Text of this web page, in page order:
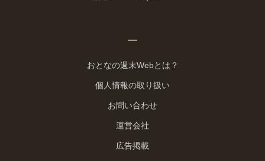
おとなの週末Webとは？
個人情報の取り扱い
お問い合わせ
運営会社
広告掲載